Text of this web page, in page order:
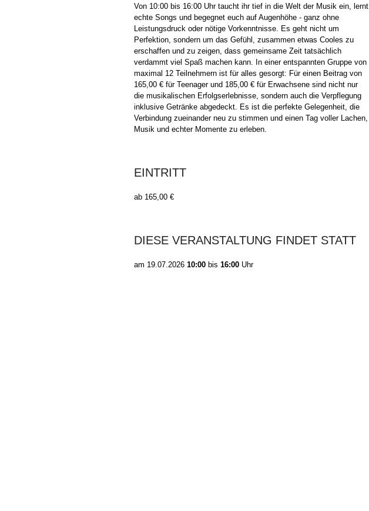
Von 10:00 bis 16:00 Uhr taucht ihr tief in die Welt der Musik ein, lernt
echte Songs und begegnet euch auf Augenhöhe - ganz ohne
Leistungsdruck oder nötige Vorkenntnisse. Es geht nicht um
Perfektion, sondern um das Gefühl, zusammen etwas Cooles zu
erschaffen und zu zeigen, dass gemeinsame Zeit tatsächlich
verdammt viel Spaß machen kann. In einer entspannten Gruppe von
maximal 12 Teilnehmern ist für alles gesorgt: Für einen Beitrag von
165,00 € für Teenager und 185,00 € für Erwachsene sind nicht nur
die musikalischen Erfolgserlebnisse, sondern auch die Verpflegung
inklusive Getränke abgedeckt. Es ist die perfekte Gelegenheit, die
Verbindung zueinander neu zu stimmen und einen Tag voller Lachen,
Musik und echter Momente zu erleben.
EINTRITT
ab 165,00 €
DIESE VERANSTALTUNG FINDET STATT
am 19.07.2026 10:00 bis 16:00 Uhr